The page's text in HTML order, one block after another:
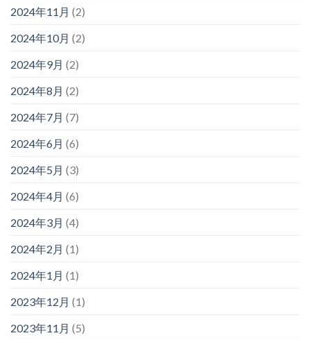
2024年11月 (2)
2024年10月 (2)
2024年9月 (2)
2024年8月 (2)
2024年7月 (7)
2024年6月 (6)
2024年5月 (3)
2024年4月 (6)
2024年3月 (4)
2024年2月 (1)
2024年1月 (1)
2023年12月 (1)
2023年11月 (5)